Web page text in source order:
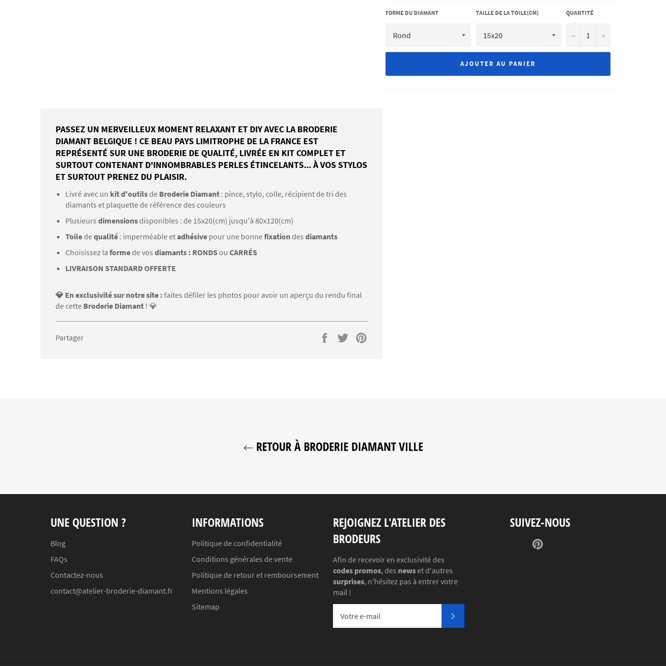
PASSEZ UN MERVEILLEUX MOMENT RELAXANT ET DIY AVEC LA BRODERIE
DIAMANT BELGIQUE ! CE BEAU PAYS LIMITROPHE DE LA FRANCE EST
REPRÉSENTÉ SUR UNE BRODERIE DE QUALITÉ, LIVRÉE EN KIT COMPLET ET
SURTOUT CONTENANT D'INNOMBRABLES PERLES ÉTINCELANTS... À VOS STYLOS
ET SURTOUT PRENEZ DU PLAISIR.
Livré avec un kit d'outilsde Broderie Diamant : pince, stylo, colle, récipient de tri des
diamants et plaquette de référence des couleurs
Plusieurs dimensionsdisponibles : de 15x20(cm) jusqu'à 80x120(cm)
Toiledequalité : imperméable etadhésive pour une bonnefixationdes diamants
Choisissez la formede vos diamants : RONDSou CARRÉS
LIVRAISON STANDARD OFFERTE
💎 En exclusivité sur notre site : faites défiler les photos pour avoir un aperçu du rendu final
de cette Broderie Diamant ! 💎
Partager
PartagerTweeter
FORME DU DIAMANT TAILLE DE LA TOILE(CM) QUANTITÉ
− +
AJOUTER AU PANIER
RETOUR À BRODERIE DIAMANT VILLE
UNE QUESTION ?
Blog
FAQs
Contactez-nous
contact@atelier-broderie-diamant.fr
INFORMATIONS
Politique de confidentialité
Conditions générales de vente
Politique de retour et remboursement
Mentions légales
Sitemap
REJOIGNEZ L'ATELIER DES
BRODEURS
Afin de recevoir en exclusivité des
codes promos, des newset d'autres
surprises, n'hésitez pas à entrer votre
mail !
SUIVEZ-NOUS